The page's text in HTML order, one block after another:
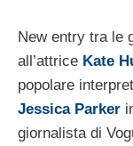
New entry tra le
all’attrice Kate
popolare
Jessica Parker
giornalista di